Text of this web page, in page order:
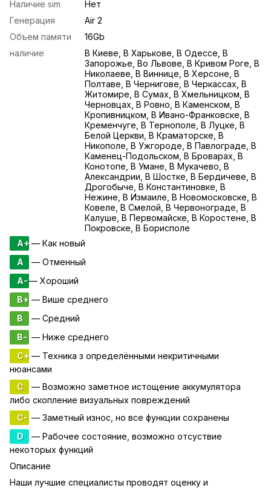
Наличие sim
Нет
Генерация
Air 2
Объем памяти
16Gb
наличие
В Киеве, В Харькове, В Одессе, В
Запорожье, Во Львове, В Кривом Роге, В
Николаеве, В Виннице, В Херсоне, В
Полтаве, В Чернигове, В Черкассах, В
Житомире, В Сумах, В Хмельницком, В
Черновцах, В Ровно, В Каменском, В
Кропивницком, В Ивано-Франковске, В
Кременчуге, В Тернополе, В Луцке, В
Белой Церкви, В Краматорске, В
Никополе, В Ужгороде, В Павлограде, В
Каменец-Подольском, В Броварах, В
Конотопе, В Умане, В Мукачево, В
Александрии, В Шостке, В Бердичеве, В
Дрогобыче, В Константиновке, В
Нежине, В Измаиле, В Новомосковске, В
Ковеле, В Смелой, В Червонограде, В
Калуше, В Первомайске, В Коростене, В
Покровске, В Борисполе
A+— Как новый
A
— Отменный
A-— Хороший
B+ — Више среднего
B
— Средний
B- — Ниже среднего
C+— Техника з определёнными некритичными
нюансами
C
— Возможно заметное истощение аккумулятора
либо скопление визуальных повреждений
C- — Заметный износ, но все функции сохранены
D
— Рабочее состояние, возможно отсуствие
некоторых функций
Описание
Наши лучшие специалисты проводят оценку и